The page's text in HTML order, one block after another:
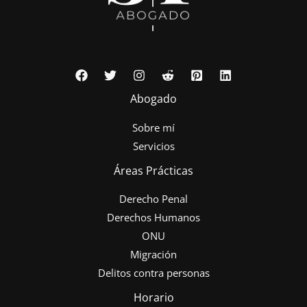
Abogado
Sobre mí
Servicios
Áreas Prácticas
Derecho Penal
Derechos Humanos
ONU
Migración
Delitos contra personas
Horario